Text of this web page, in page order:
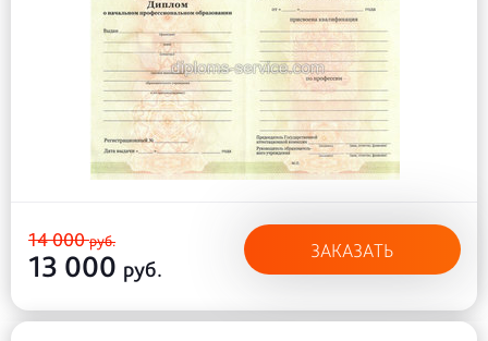
14 000руб.
13 000 руб.
ЗАКАЗАТЬ